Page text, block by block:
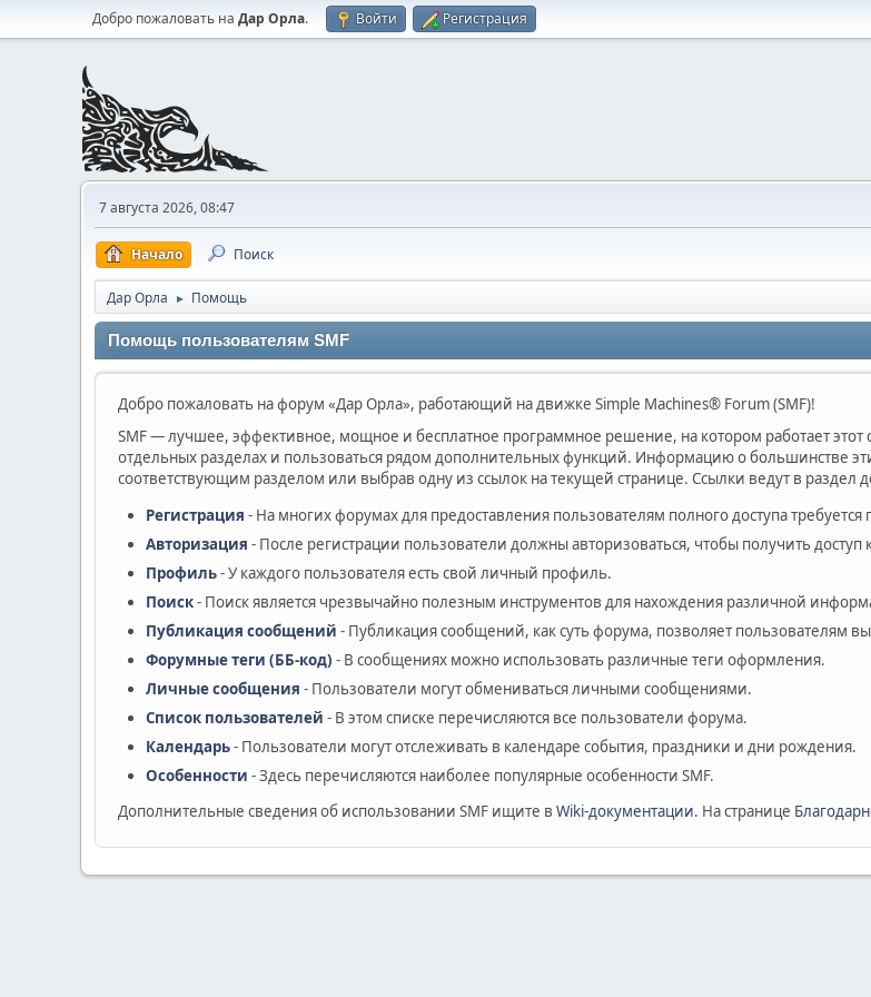
Добро пожаловать на Дар Орла. Войти Регистрация
7 августа 2026, 08:47
Начало Поиск
Дар Орла ► Помощь
Помощь пользователям SMF
Добро пожаловать на форум «Дар Орла», работающий на движке Simple Machines® Forum (SMF)!
SMF — лучшее, эффективное, мощное и бесплатное программное решение, на котором работает этот
отдельных разделах и пользоваться рядом дополнительных функций. Информацию о большинстве
соответствующим разделом или выбрав одну из ссылок на текущей странице. Ссылки ведут в раздел
Регистрация - На многих форумах для предоставления пользователям полного доступа требуется
Авторизация - После регистрации пользователи должны авторизоваться, чтобы получить доступ
Профиль- У каждого пользователя есть свой личный профиль.
Поиск- Поиск является чрезвычайно полезным инструментов для нахождения различной
Публикация сообщений - Публикация сообщений, как суть форума, позволяет пользователям
Форумные теги (ББ-код) - В сообщениях можно использовать различные теги оформления.
Личные сообщения - Пользователи могут обмениваться личными сообщениями.
Список пользователей - В этом списке перечисляются все пользователи форума.
Календарь- Пользователи могут отслеживать в календаре события, праздники и дни рождения.
Особенности - Здесь перечисляются наиболее популярные особенности SMF.
Дополнительные сведения об использовании SMF ищите в Wiki-документации. На странице